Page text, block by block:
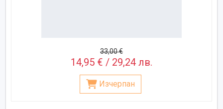
33,00 €
14,95 € / 29,24 лв.
Изчерпан